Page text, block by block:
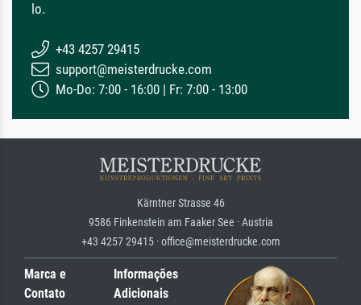
lo.
+43 4257 29415
support@meisterdrucke.com
Mo-Do: 7:00 - 16:00 | Fr: 7:00 - 13:00
Kärntner Strasse 46
9586 Finkenstein am Faaker See · Austria
+43 4257 29415 · office@meisterdrucke.com
Marca e
Contato
Informações
Adicionais